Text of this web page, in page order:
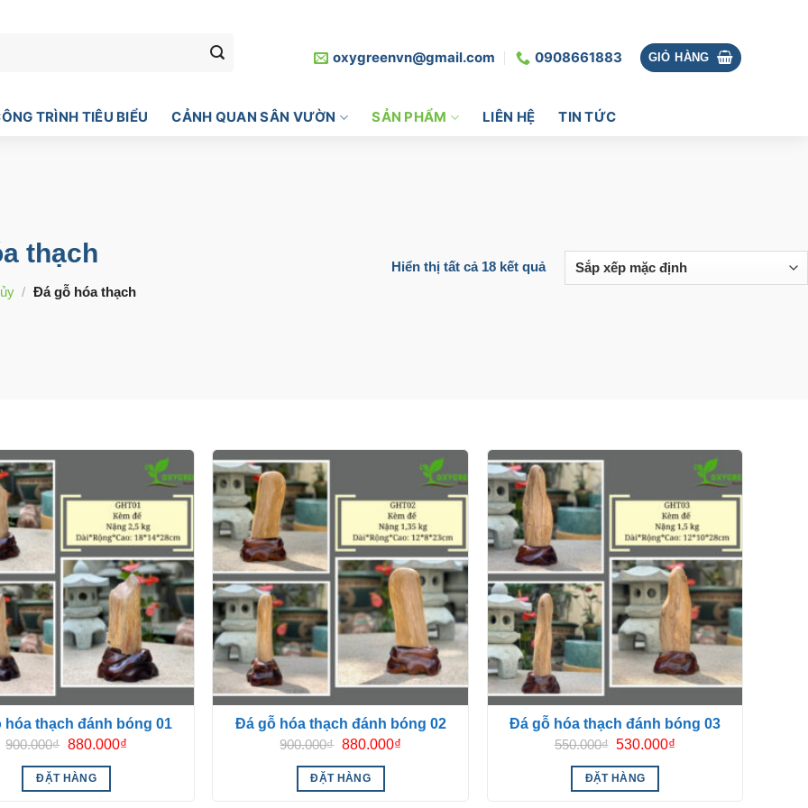
oxygreenvn@gmail.com 0908661883 GIỎ HÀNG
TRÌNH TIÊU BIỂU CẢNH QUAN SÂN VƯỜN SẢN PHẨM LIÊN HỆ TIN TỨC
thạch
/ Đá gỗ hóa thạch
Hiển thị tất cả 18 kết quả
hóa thạch đánh bóng 01
900.000₫ Giá
gốc
là:
900.000₫.
880.000₫Giá
ĐẶT HÀNG
Đá gỗ hóa thạch đánh bóng 02
900.000₫ Giá
gốc
là:
900.000₫.
880.000₫Giá
ĐẶT HÀNG
Đá gỗ hóa thạch đánh bóng 03
550.000₫ Giá
gốc
là:
550.000₫.
530.000₫
ĐẶT HÀNG